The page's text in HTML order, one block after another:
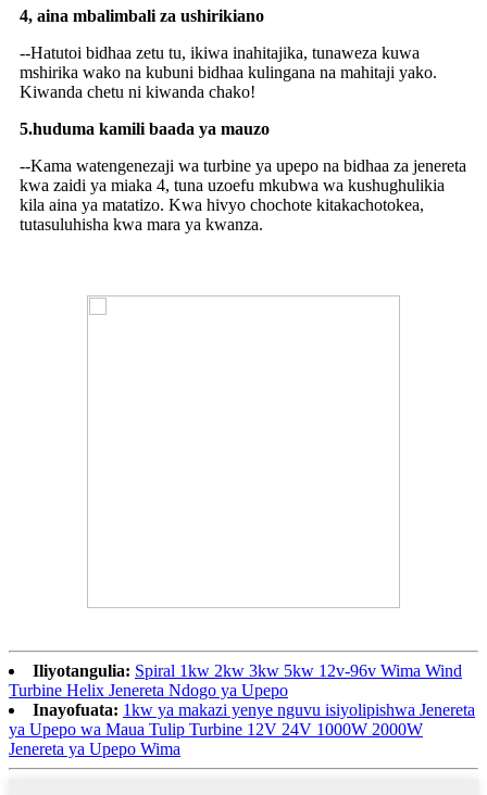
4, aina mbalimbali za ushirikiano
--Hatutoi bidhaa zetu tu, ikiwa inahitajika, tunaweza kuwa
mshirika wako na kubuni bidhaa kulingana na mahitaji yako.
Kiwanda chetu ni kiwanda chako!
5.huduma kamili baada ya mauzo
--Kama watengenezaji wa turbine ya upepo na bidhaa za jenereta
kwa zaidi ya miaka 4, tuna uzoefu mkubwa wa kushughulikia
kila aina ya matatizo. Kwa hivyo chochote kitakachotokea,
tutasuluhisha kwa mara ya kwanza.
Iliyotangulia: Spiral 1kw 2kw 3kw 5kw 12v-96v Wima Wind
Turbine Helix Jenereta Ndogo ya Upepo
Inayofuata: 1kw ya makazi yenye nguvu isiyolipishwa Jenereta
ya Upepo wa Maua Tulip Turbine 12V 24V 1000W 2000W
Jenereta ya Upepo Wima